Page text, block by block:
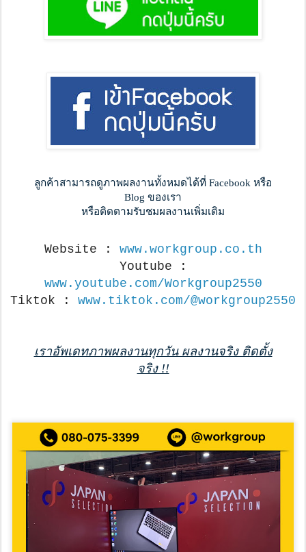
ลูกค้าสามารถดูภาพผลงานทั้งหมดได้ที่ Facebook หรือ
Blog ของเรา
หรือติดตามรับชมผลงานเพิ่มเติม
Website : www.workgroup.co.th
Youtube :
www.youtube.com/Workgroup2550
Tiktok : www.tiktok.com/@workgroup2550
เราอัพเดทภาพผลงานทุกวัน ผลงานจริง ติดตั้ง
จริง !!